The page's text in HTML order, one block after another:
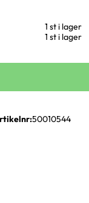
50010544
1 st i lager
1 st i lager